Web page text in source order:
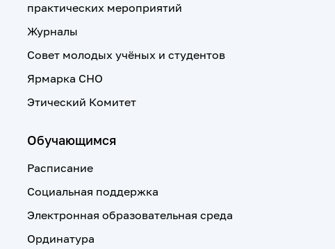
практических мероприятий
Журналы
Совет молодых учёных и студентов
Ярмарка СНО
Этический Комитет
Обучающимся
Расписание
Социальная поддержка
Электронная образовательная среда
Ординатура